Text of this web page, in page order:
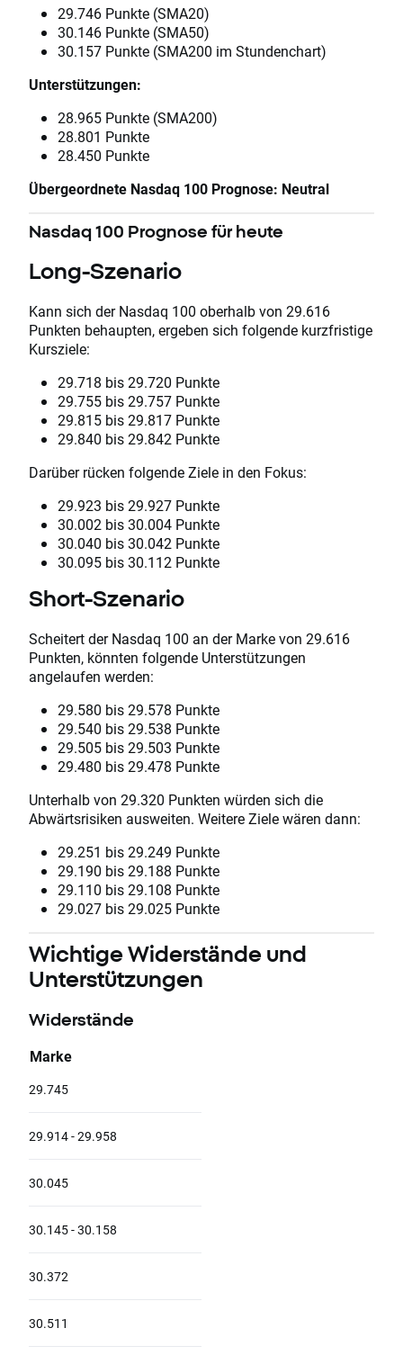
29.746 Punkte (SMA20)
30.146 Punkte (SMA50)
30.157 Punkte (SMA200 im Stundenchart)
Unterstützungen:
28.965 Punkte (SMA200)
28.801 Punkte
28.450 Punkte
Übergeordnete Nasdaq 100 Prognose: Neutral
Nasdaq 100 Prognose für heute
Long-Szenario
Kann sich der Nasdaq 100 oberhalb von 29.616
Punkten behaupten, ergeben sich folgende kurzfristige
Kursziele:
29.718 bis 29.720 Punkte
29.755 bis 29.757 Punkte
29.815 bis 29.817 Punkte
29.840 bis 29.842 Punkte
Darüber rücken folgende Ziele in den Fokus:
29.923 bis 29.927 Punkte
30.002 bis 30.004 Punkte
30.040 bis 30.042 Punkte
30.095 bis 30.112 Punkte
Short-Szenario
Scheitert der Nasdaq 100 an der Marke von 29.616
Punkten, könnten folgende Unterstützungen
angelaufen werden:
29.580 bis 29.578 Punkte
29.540 bis 29.538 Punkte
29.505 bis 29.503 Punkte
29.480 bis 29.478 Punkte
Unterhalb von 29.320 Punkten würden sich die
Abwärtsrisiken ausweiten. Weitere Ziele wären dann:
29.251 bis 29.249 Punkte
29.190 bis 29.188 Punkte
29.110 bis 29.108 Punkte
29.027 bis 29.025 Punkte
Wichtige Widerstände und
Unterstützungen
Widerstände
Marke
29.745
29.914 - 29.958
30.045
30.145 - 30.158
30.372
30.511